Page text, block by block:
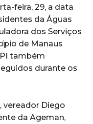
feira, 29, a data
da Águas
dos Serviços
de Manaus
também
durante os
vereador Diego
da Ageman,